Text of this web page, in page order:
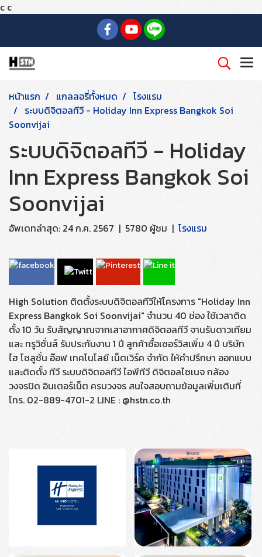
c c
หน้าแรก แกลลอรี่ทั้งหมด
โรงแรม
ระบบดิจิตอลทีวี - Holiday Inn Express Bangkok Soi
Soonvijai
ระบบดิจิตอลทีวี - Holiday
Inn Express Bangkok Soi
Soonvijai
อัพเดทล่าสุด: 24 ก.ค. 2567 | 5780 ผู้ชม | โรงแรม
High Solution ติดตั้งระบบดิจิตอลทีวีให้โครงการ "Holiday Inn
Express Bangkok Soi Soonvijai" จำนวน 40 ช่อง ใช้เวลาติด
ตั้ง 10 วัน รับสัญญาณจากเสาอากาศดิจิตอลทีวี จานรับดาวเทียม
และ ทรูวิชั่นส์ รับประกันงาน 1 ปี ลูกค้าซื้อเซอร์วิสเพิ่ม 4 ปี บริษัท
ไฮ โซลูชั่น อ๊อฟ เทคโนโลยี เน็ตเวิร์ค จำกัด ให้คำปรึกษา ออกแบบ
และติดตั้ง ทีวี ระบบดิจิตอลทีวี ไอพีทีวี ดิจิตอลไซเนจ กล้อง
วงจรปิด อินเตอร์เน็ต ครบวงจร สนใจสอบถามข้อมูลเพิ่มเติมที่
โทร. 02-889-4701-2 LINE : @hstn.co.th